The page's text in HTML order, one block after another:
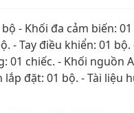
- Khối đa cảm biến:
- Tay điều khiển: 01
01 chiếc. - Khối nguồn
lắp đặt: 01 bộ. - Tài liệu